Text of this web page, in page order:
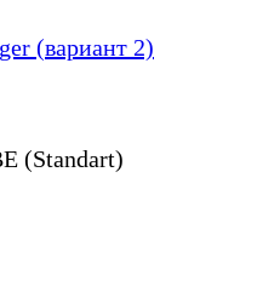
(вариант 2)
(Standart)